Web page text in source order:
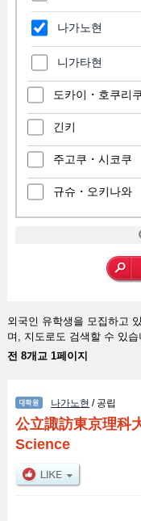
나가노현
니가타현
도카이・호쿠리
긴키
주고쿠・시코쿠
규슈・오키나와
외국인 유학생을 모집하고
며, 지도로도 검색할 수 있습
전 8개교 1페이지
나가노현 / 공립
公立諏訪東京理科
Science